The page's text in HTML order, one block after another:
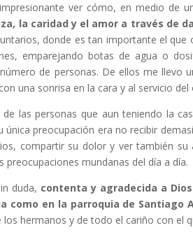
ver cómo, en medio de
la caridad y el amor a través de
donde es tan importante el que
emparejando botas de agua o
de personas. De ellos me llevo
una sonrisa en la cara y al servicio del
de las personas que aun teniendo la
única preocupación era no recibir
compartir su dolor y ver también su
preocupaciones mundanas del día a día.
duda, contenta y agradecida a
como en la parroquia de Santiago
los hermanos y de todo el cariño con el